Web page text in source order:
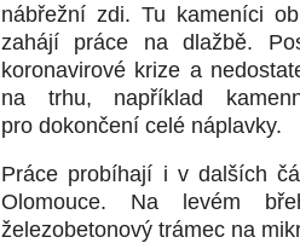
nábřežní zdi. Tu kameníci
zahájí práce na dlažbě.
koronavirové krize a
na trhu, například
pro dokončení celé náplavky.
Práce probíhají i v dalších
Olomouce. Na levém
železobetonový trámec na